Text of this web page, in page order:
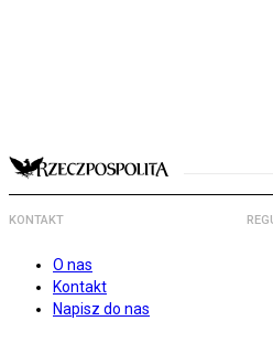
KONTAKT
O nas
Kontakt
Napisz do nas